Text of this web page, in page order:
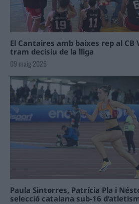
El Cantaires amb baixes rep al CB
tram decisiu de la lliga
09 maig 2026
Paula Sintorres, Patrícia Pla i
selecció catalana sub-16